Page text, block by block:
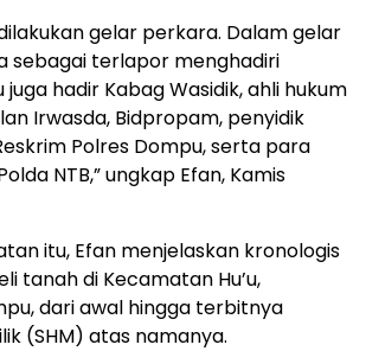
gelar perkara. Dalam gelar
sebagai terlapor menghadiri
juga hadir Kabag Wasidik, ahli hukum
Irwasda, Bidpropam, penyidik
Polres Dompu, serta para
NTB,” ungkap Efan, Kamis
itu, Efan menjelaskan kronologis
tanah di Kecamatan Hu’u,
dari awal hingga terbitnya
(SHM) atas namanya.